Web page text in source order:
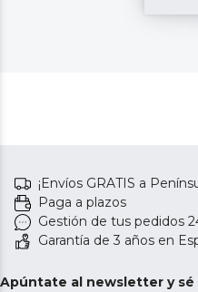
¡Envíos GRATIS a
Paga a plazos
Gestión de tus pedidos
Garantía de 3 años en
Apúntate al newsletter y